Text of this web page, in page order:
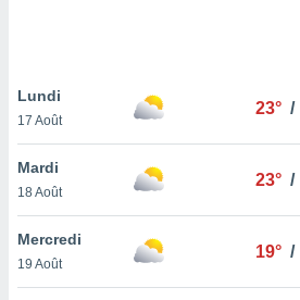
pas
de
à
cas,
que
Lundi
17 Août
23° /
Mardi
18 Août
23° /
Mercredi
19 Août
19° /